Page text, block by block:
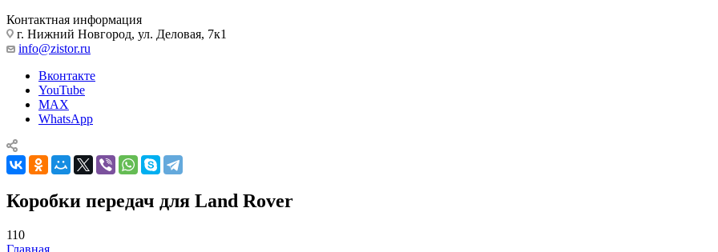
Контактная информация
г. Нижний Новгород, ул. Деловая, 7к1
info@zistor.ru
Вконтакте
YouTube
MAX
WhatsApp
Коробки передач для Land Rover
110
Главная